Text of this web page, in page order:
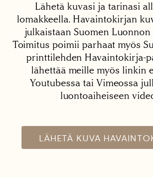
Lähetä kuvasi ja tarinasi
lomakkeella. Havaintokirjan
julkaistaan Suomen
Toimitus poimii parhaat myös
printtilehden Havaintokirja-
lähettää meille myös linkin
Youtubessa tai Vimeossa
luontoaiheiseen
LÄHETÄ KUVA